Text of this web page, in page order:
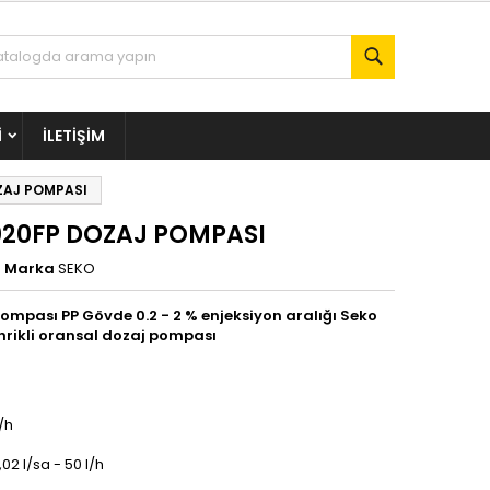
İLETIŞIM
POMPASI
DOZAJ POMPASI
Marka SEKO
PP Gövde 0.2 - 2 % enjeksiyon aralığı Seko
oransal dozaj pompası
h
l/sa - 50 l/h